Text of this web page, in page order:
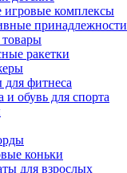
игровые комплексы
принадлежности
ракетки
для фитнеса
и обувь для спорта
коньки
для взрослых